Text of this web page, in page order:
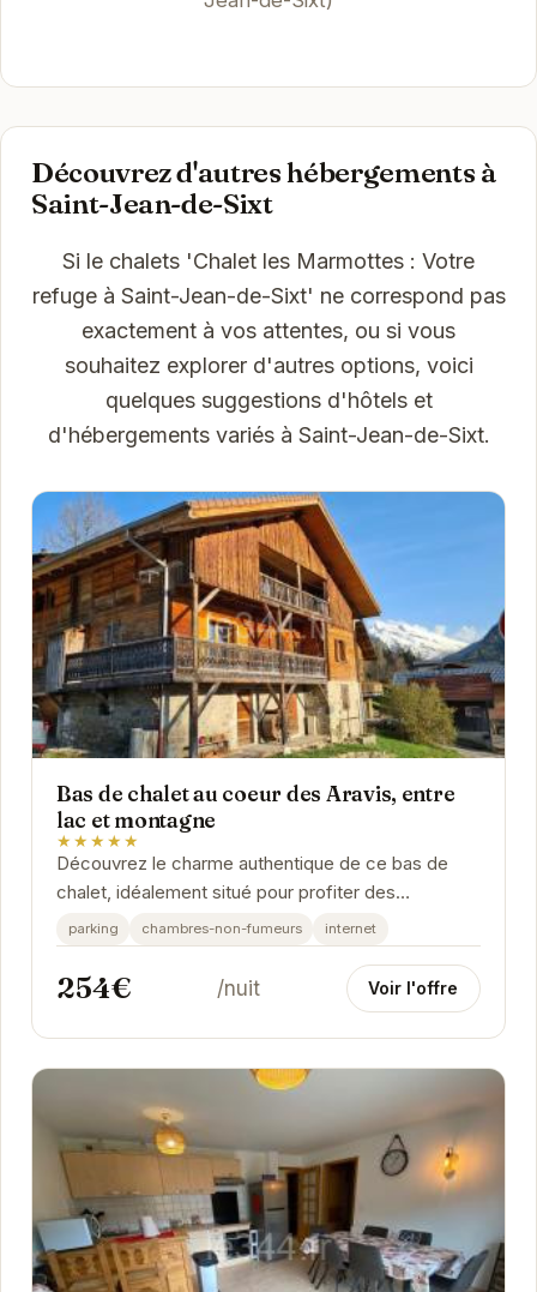
Découvrez d'autres hébergements à
Saint-Jean-de-Sixt
Si le chalets 'Chalet les Marmottes : Votre
refuge à Saint-Jean-de-Sixt' ne correspond pas
exactement à vos attentes, ou si vous
souhaitez explorer d'autres options, voici
quelques suggestions d'hôtels et
d'hébergements variés à Saint-Jean-de-Sixt.
Bas de chalet au coeur des Aravis, entre
lac et montagne
★★★★★
Découvrez le charme authentique de ce bas de
chalet, idéalement situé pour profiter des
nombreuses activités offertes par la région des
Aravis....
parking chambres-non-fumeurs internet
254€ /nuit Voir l'offre